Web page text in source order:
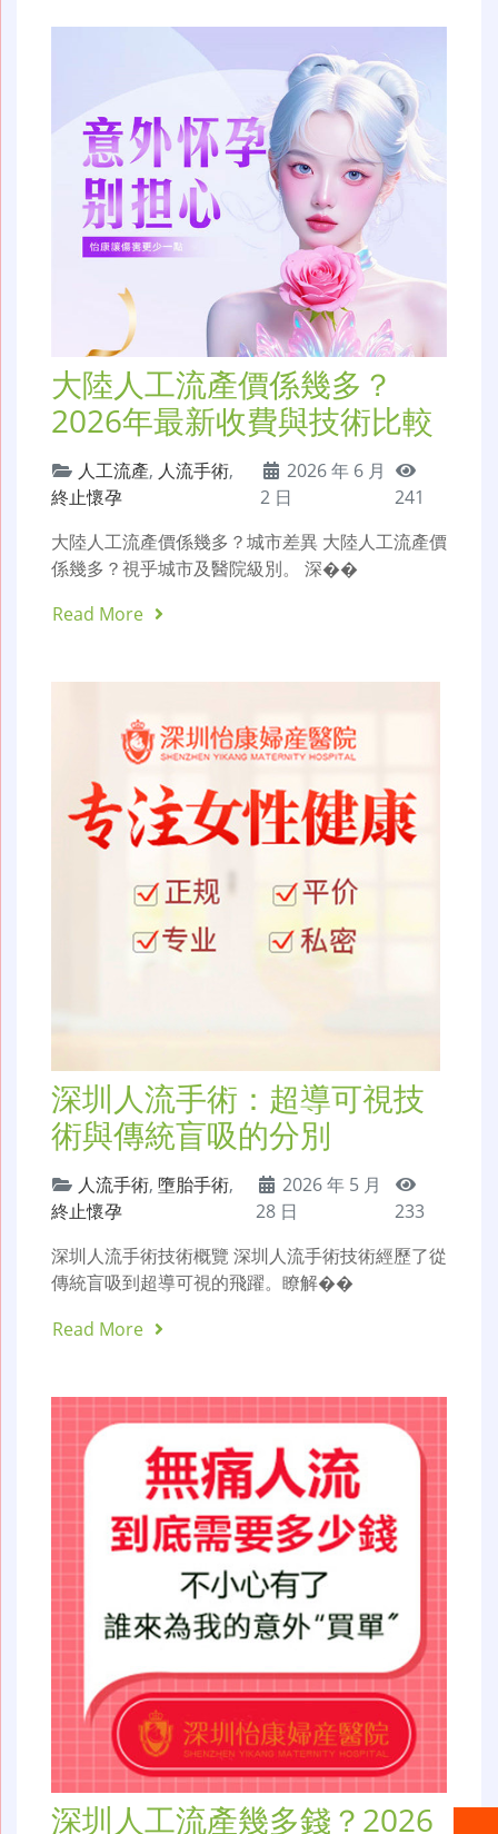
大陸人工流產價係幾多？
2026年最新收費與技術比較
人工流產, 人流手術,
終止懷孕
2026 年 6 月
2 日
241
大陸人工流產價係幾多？城市差異 大陸人工流產價
係幾多？視乎城市及醫院級別。 深��
Read More
深圳人流手術：超導可視技
術與傳統盲吸的分別
人流手術, 墮胎手術,
終止懷孕
2026 年 5 月
28 日
233
深圳人流手術技術概覽 深圳人流手術技術經歷了從
傳統盲吸到超導可視的飛躍。瞭解��
Read More
深圳人工流產幾多錢？2026